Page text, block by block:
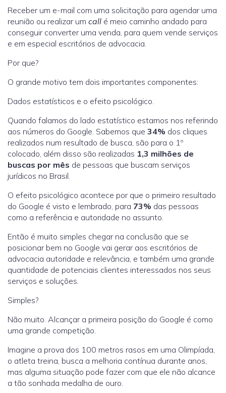
Receber um e-mail com uma solicitação para agendar uma
reunião ou realizar um call é meio caminho andado para
conseguir converter uma venda, para quem vende serviços
e em especial escritórios de advocacia.
Por que?
O grande motivo tem dois importantes componentes:
Dados estatísticos e o efeito psicológico.
Quando falamos do lado estatístico estamos nos referindo
aos números do Google. Sabemos que 34% dos cliques
realizados num resultado de busca, são para o 1º
colocado, além disso são realizadas 1,3 milhões de
buscas por mês de pessoas que buscam serviços
jurídicos no Brasil.
O efeito psicológico acontece por que o primeiro resultado
do Google é visto e lembrado, para 73% das pessoas
como a referência e autoridade no assunto.
Então é muito simples chegar na conclusão que se
posicionar bem no Google vai gerar aos escritórios de
advocacia autoridade e relevância, e também uma grande
quantidade de potenciais clientes interessados nos seus
serviços e soluções.
Simples?
Não muito. Alcançar a primeira posição do Google é como
uma grande competição.
Imagine a prova dos 100 metros rasos em uma Olimpíada,
o atleta treina, busca a melhoria contínua durante anos,
mas alguma situação pode fazer com que ele não alcance
a tão sonhada medalha de ouro.